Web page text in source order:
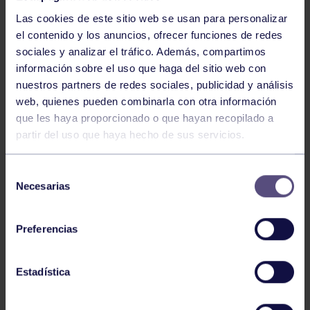
Las cookies de este sitio web se usan para personalizar
el contenido y los anuncios, ofrecer funciones de redes
sociales y analizar el tráfico. Además, compartimos
información sobre el uso que haga del sitio web con
nuestros partners de redes sociales, publicidad y análisis
web, quienes pueden combinarla con otra información
que les haya proporcionado o que hayan recopilado a
partir del uso que haya hecho de sus servicios.
Necesarias
Preferencias
Estadística
Baloncesto
ÚLTIMOS RESULTADOS DE LA SECCIÓN
Baloncesto